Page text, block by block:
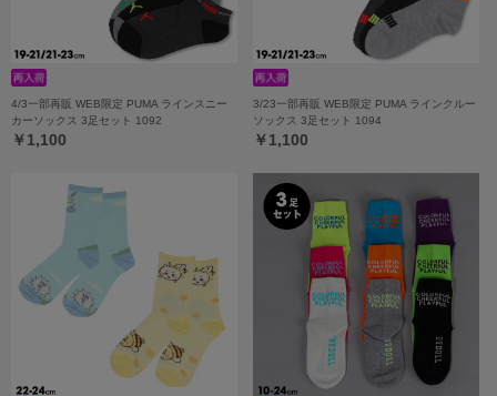
4/3一部再販 WEB限定 PUMA ラインスニー
カーソックス 3足セット 1092
￥1,100
3/23一部再販 WEB限定 PUMA ラインクルー
ソックス 3足セット 1094
￥1,100